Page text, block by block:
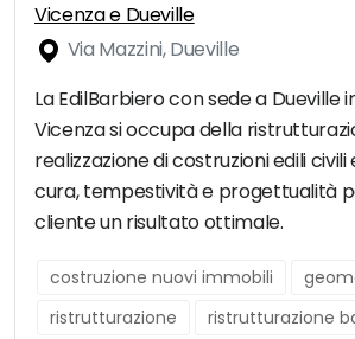
Vicenza e Dueville
Via Mazzini, Dueville
La EdilBarbiero con sede a Dueville
Vicenza si occupa della
realizzazione di costruzioni edili
cura, tempestività e progettualità
cliente un risultato ottimale.
costruzione nuovi immobili
ristrutturazione
ristrutturazione